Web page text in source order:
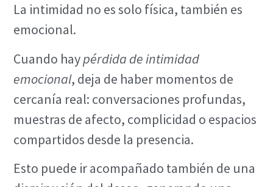
La intimidad no es solo física, también es
emocional.
Cuando haypérdida de intimidad
emocional, deja de haber momentos de
cercanía real: conversaciones profundas,
muestras de afecto, complicidad o espacios
compartidos desde la presencia.
Esto puede ir acompañado también de una